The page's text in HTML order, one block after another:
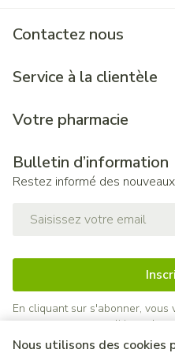
Nous utilisons des cookies
Contactez nous
Service à la clientèle
Votre pharmacie
Bulletin d’information
Restez informé des
En cliquant sur s'abonner,
et acceptez notrepolitique de